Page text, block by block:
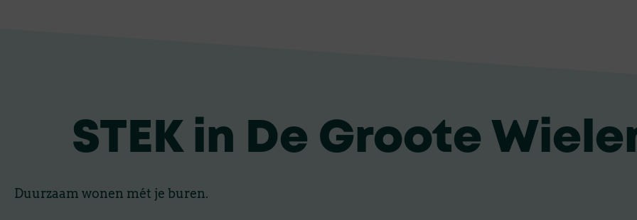
STEK in De Groote
Duurzaam wonen mét je buren.